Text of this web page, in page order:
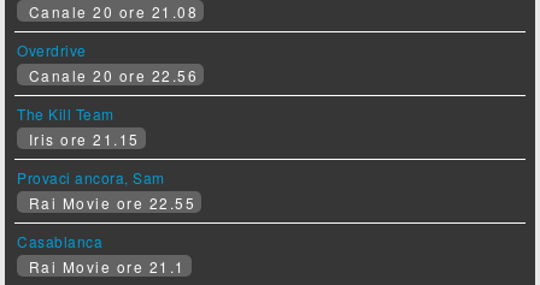
Canale 20 ore 21.08
Overdrive
Canale 20 ore 22.56
The Kill Team
Iris ore 21.15
Provaci ancora, Sam
Rai Movie ore 22.55
Casablanca
Rai Movie ore 21.1